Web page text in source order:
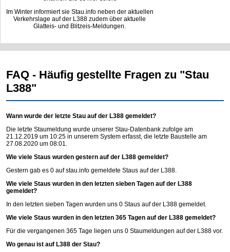
Im Winter informiert sie Stau.info neben der aktuellen
Verkehrslage auf der L388 zudem über aktuelle
Glatteis- und Blitzeis-Meldungen.
FAQ - Häufig gestellte Fragen zu "Stau
L388"
Wann wurde der letzte Stau auf der L388 gemeldet?
Die letzte Staumeldung wurde unserer Stau-Datenbank zufolge am
21.12.2019 um 10:25 in unserem System erfasst, die letzte Baustelle am
27.08.2020 um 08:01.
Wie viele Staus wurden gestern auf der L388 gemeldet?
Gestern gab es 0 aufstau.info gemeldete Staus auf der L388.
Wie viele Staus wurden in den letzten sieben Tagen auf der L388
gemeldet?
In den letzten sieben Tagen wurden uns 0 Staus auf der L388 gemeldet.
Wie viele Staus wurden in den letzten 365 Tagen auf der L388 gemeldet?
Für die vergangenen 365 Tage liegen uns 0 Staumeldungen auf der L388 vor.
Wo genau ist auf L388 der Stau?